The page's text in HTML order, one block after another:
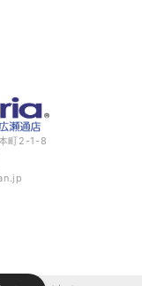
町2-1-8